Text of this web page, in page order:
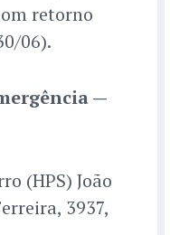
retorno
06).
—
(HPS) João
3937,